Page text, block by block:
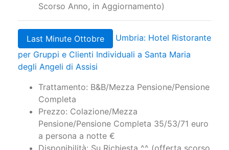
Scorso Anno, in Aggiornamento)
Last Minute Ottobre
Umbria: Hotel Ristorante
per Gruppi e Clienti Individuali a Santa Maria
degli Angeli di Assisi
Trattamento: B&B/Mezza Pensione/Pensione
Completa
Prezzo: Colazione/Mezza
Pensione/Pensione Completa 35/53/71 euro
a persona a notte €
Disponibilità: Su Richiesta ^^ (offerta scorso